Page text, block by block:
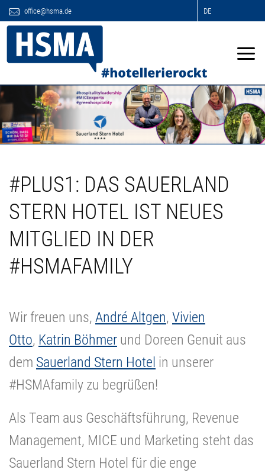
office@hsma.de DE
#PLUS1: DAS SAUERLAND
STERN HOTEL IST NEUES
MITGLIED IN DER
#HSMAFAMILY
Wir freuen uns, André Altgen, Vivien
Otto, Katrin Böhmer und Doreen Genuit aus
dem Sauerland Stern Hotel in unserer
#HSMAfamily zu begrüßen!
Als Team aus Geschäftsführung, Revenue
Management, MICE und Marketing steht das
Sauerland Stern Hotel für die enge